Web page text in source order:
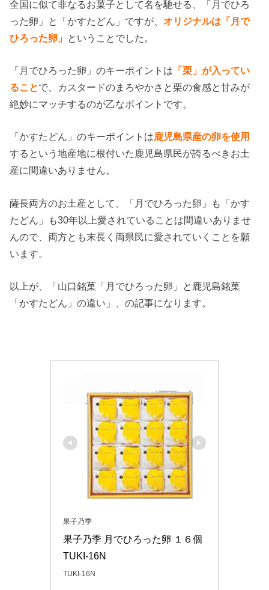
全国に似て非なるお菓子として名を馳せる、「月でひろ
った卵」と「かすたどん」ですが、オリジナルは「月で
ひろった卵」 ということでした。
「月でひろった卵」のキーポイントは 「栗」が入ってい
ることで、カスタードのまろやかさと栗の食感と甘みが
絶妙にマッチするのが乙なポイントです。
「かすたどん」のキーポイントは鹿児島県産の卵を使用
するという地産地に根付いた鹿児島県民が誇るべきお土
産に間違いありません。
薩長両方のお土産として、「月でひろった卵」も「かす
たどん」も30年以上愛されていることは間違いありませ
んので、両方とも末長く両県民に愛されていくことを願
います。
以上が、「山口銘菓「月でひろった卵」と鹿児島銘菓
「かすたどん」の違い」、の記事になります。
果子乃季
果子乃季 月でひろった卵 １６個
TUKI-16N
TUKI-16N